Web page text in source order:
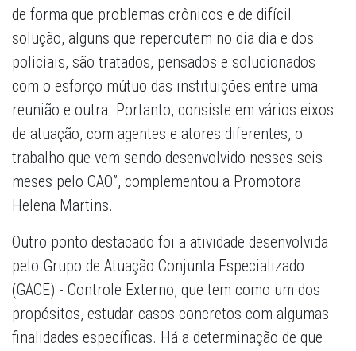
de forma que problemas crônicos e de difícil
solução, alguns que repercutem no dia dia e dos
policiais, são tratados, pensados e solucionados
com o esforço mútuo das instituições entre uma
reunião e outra. Portanto, consiste em vários eixos
de atuação, com agentes e atores diferentes, o
trabalho que vem sendo desenvolvido nesses seis
meses pelo CAO”, complementou a Promotora
Helena Martins.
Outro ponto destacado foi a atividade desenvolvida
pelo Grupo de Atuação Conjunta Especializado
(GACE) - Controle Externo, que tem como um dos
propósitos, estudar casos concretos com algumas
finalidades específicas. Há a determinação de que